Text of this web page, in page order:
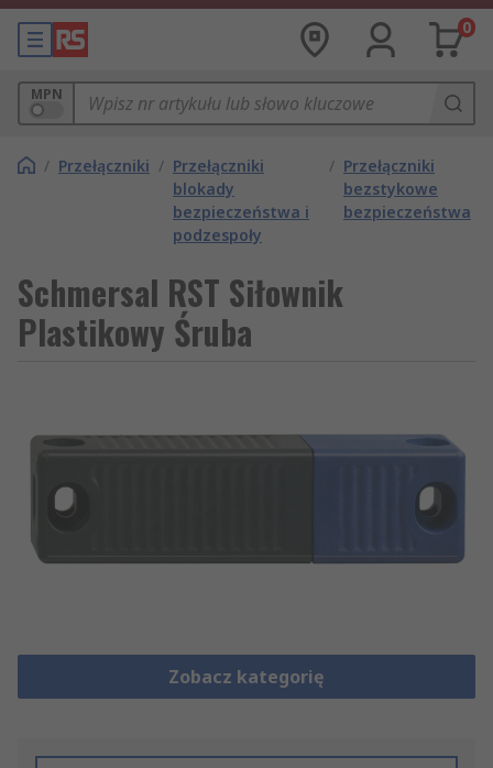
0
MPN
/ Przełączniki / Przełączniki
blokady
bezpieczeństwa i
podzespoły
/ Przełączniki
bezstykowe
bezpieczeństwa
Schmersal RST Siłownik
Plastikowy Śruba
Zobacz kategorię